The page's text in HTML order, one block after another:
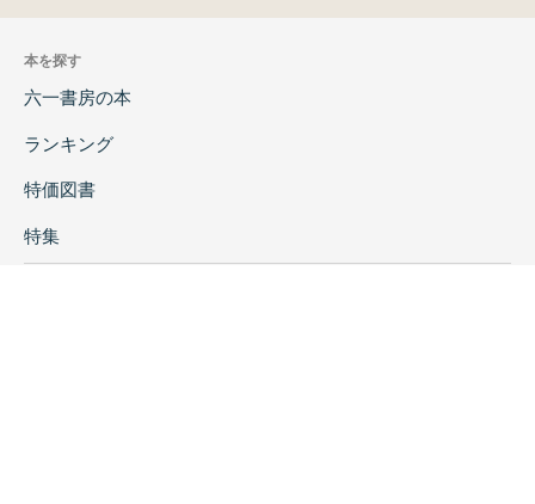
本を探す
六一書房の本
ランキング
特価図書
特集